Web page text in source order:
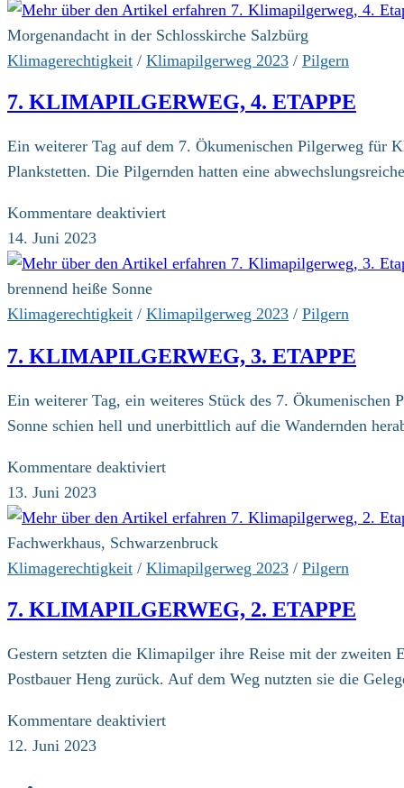
Klimapilgerweg,
5.
Etappe
Morgenandacht in der Schlosskirche Salzbürg
Klimagerechtigkeit / Klimapilgerweg 2023 / Pilgern
7. KLIMAPILGERWEG, 4. ETAPPE
Ein weiterer Tag auf dem 7. Ökumenischen Pilgerweg für
Plankstetten. Die Pilgernden hatten eine
Kommentare deaktiviertfür
Klimapilgerweg,
Etappe
14. Juni 2023
brennend heiße Sonne
Klimagerechtigkeit / Klimapilgerweg 2023 / Pilgern
7. KLIMAPILGERWEG, 3. ETAPPE
Ein weiterer Tag, ein weiteres Stück des 7.
Sonne schien hell und unerbittlich auf die Wandernden
Kommentare deaktiviertfür
Klimapilgerweg,
3.
Etappe
13. Juni 2023
Fachwerkhaus, Schwarzenbruck
Klimagerechtigkeit / Klimapilgerweg 2023 / Pilgern
7. KLIMAPILGERWEG, 2. ETAPPE
Gestern setzten die Klimapilger ihre Reise mit der zweiten
Postbauer Heng zurück. Auf dem Weg nutzten sie die
Kommentare deaktiviertfür
12. Juni 2023